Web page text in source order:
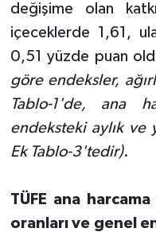
değişime olan
içeceklerde 1,61,
0,51 yüzde puan
göre endeksler,
Tablo-1'de, ana
endeksteki aylık ve
Ek Tablo-3'tedir).
TÜFE ana
oranları ve genel